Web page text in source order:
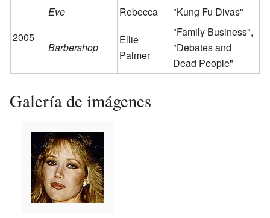
2005
Eve Rebecca "Kung Fu Divas"
Barbershop
Ellie
Palmer
"Family Business",
"Debates and
Dead People"
Galería de imágenes